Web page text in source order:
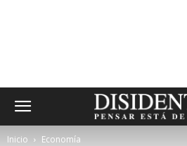
Inicio Economía